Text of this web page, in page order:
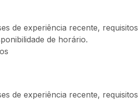
de experiência recente,
de horário.
de experiência recente,